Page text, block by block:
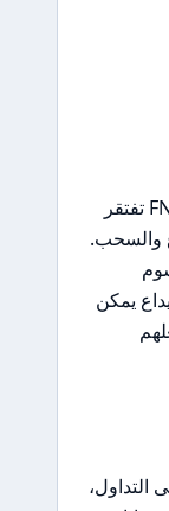
من النقاط السلبية الملحوظة أن FNory تفتقر
والسحب.
يمكن